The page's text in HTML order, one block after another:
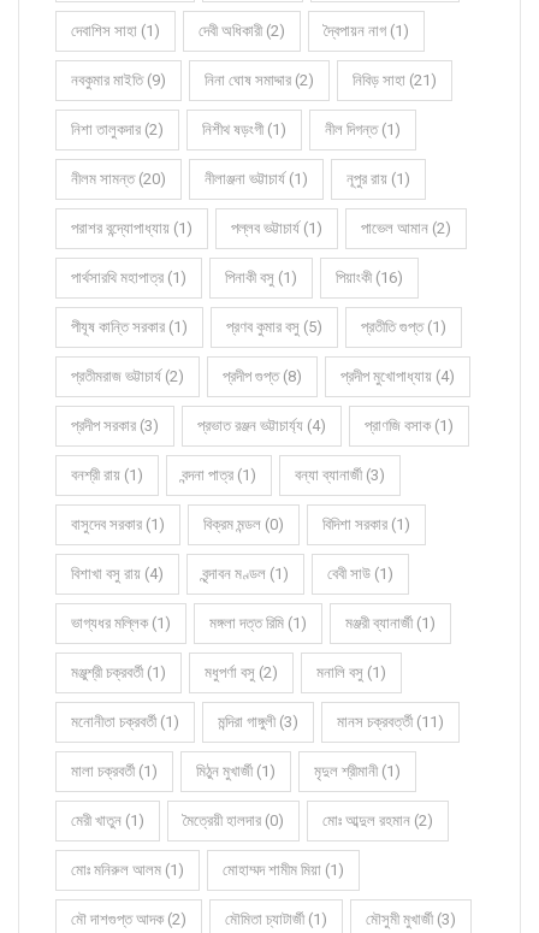
দেবাশিস সাহা (1) দেবী অধিকারী (2) দ্বৈপায়ন নাগ (1)
নবকুমার মাইতি (9) নিনা ঘোষ সমাদ্দার (2) নিবিড় সাহা (21)
নিশা তালুকদার (2) নিশীথ ষড়ংগী (1) নীল দিগন্ত (1)
নীলম সামন্ত (20) নীলাঞ্জনা ভট্টাচার্য (1) নূপুর রায় (1)
পরাশর বন্দ্যোপাধ্যায় (1) পল্লব ভট্টাচার্য (1) পাভেল আমান (2)
পার্থসারথি মহাপাত্র (1) পিনাকী বসু (1) পিয়াংকী (16)
পীযূষ কান্তি সরকার (1) প্রণব কুমার বসু (5) প্রতীতি গুপ্ত (1)
প্রতীমরাজ ভট্টাচার্য (2) প্রদীপ গুপ্ত (8) প্রদীপ মুখোপাধ্যায় (4)
প্রদীপ সরকার (3) প্রভাত রঞ্জন ভট্টাচার্য্য (4) প্রাণজি বসাক (1)
বনশ্রী রায় (1) বন্দনা পাত্র (1) বন্যা ব্যানার্জী (3)
বাসুদেব সরকার (1) বিক্রম মন্ডল (0) বিদিশা সরকার (1)
বিশাখা বসু রায় (4) বৃন্দাবন মণ্ডল (1) বেবী সাউ (1)
ভাগ্যধর মল্লিক (1) মঙ্গলা দত্ত রিমি (1) মঞ্জরী ব্যানার্জী (1)
মঞ্জুশ্রী চক্রবর্তী (1) মধুপর্ণা বসু (2) মনালি বসু (1)
মনোনীতা চক্রবর্তী (1) মন্দিরা গাঙ্গুলী (3) মানস চক্রবর্ত্তী (11)
মালা চক্রবর্তী (1) মিঠুন মুখার্জী (1) মৃদুল শ্রীমানী (1)
মেরী খাতুন (1) মৈত্রেয়ী হালদার (0) মোঃ আব্দুল রহমান (2)
মোঃ মনিরুল আলম (1) মোহাম্মদ শামীম মিয়া (1)
মৌ দাশগুপ্ত আদক (2) মৌমিতা চ্যাটার্জী (1) মৌসুমী মুখার্জী (3)